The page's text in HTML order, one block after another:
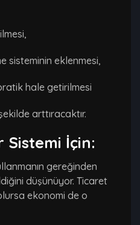
sisteminin eklenmesi,
hale getirilmesi
arttıracaktır.
Sistemi İçin:
gereğinden
düşünüyor. Ticaret
ekonomi de o